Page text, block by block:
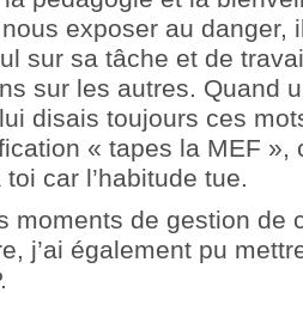
exposer au danger,
sur sa tâche et de
sur les autres. Quand
disais toujours ces
« tapes la MEF »,
car l’habitude tue.
moments de gestion de
j’ai également pu